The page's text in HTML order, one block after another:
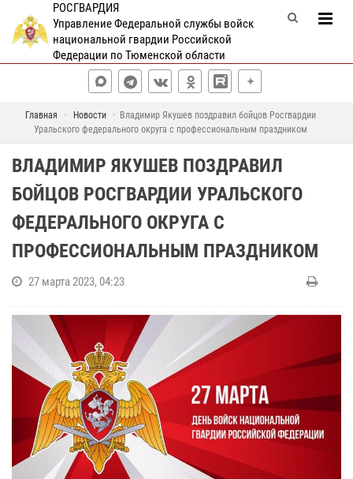
РОСГВАРДИЯ
Управление Федеральной службы войск
национальной гвардии Российской
Федерации по Тюменской области
Главная Новости
Владимир Якушев поздравил бойцов Росгвардии
Уральского федерального округа с профессиональным праздником
ВЛАДИМИР ЯКУШЕВ ПОЗДРАВИЛ
БОЙЦОВ РОСГВАРДИИ УРАЛЬСКОГО
ФЕДЕРАЛЬНОГО ОКРУГА С
ПРОФЕССИОНАЛЬНЫМ ПРАЗДНИКОМ
27 марта 2023, 04:23